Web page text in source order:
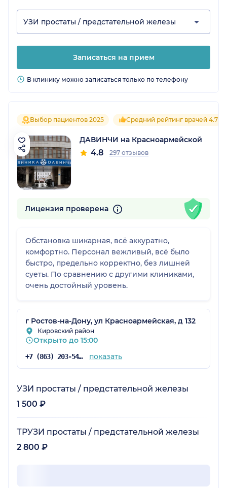
УЗИ простаты / предстательной железы
Записаться на прием
В клинику можно записаться только по телефону
Выбор пациентов 2025 Средний рейтинг врачей 4.7
ДАВИНЧИ на Красноармейской
4.8 297 отзывов
Лицензия проверена
Обстановка шикарная, всё аккуратно,
комфортно. Персонал вежливый, всё было
быстро, предельно корректно, без лишней
суеты. По сравнению с другими клиниками,
очень достойный уровень.
г Ростов-на-Дону, ул Красноармейская, д 132
Кировский район
Открыто до 15:00
+7 (863) 203-54-50 показать
УЗИ простаты / предстательной железы
1 500 ₽
ТРУЗИ простаты / предстательной железы
2 800 ₽